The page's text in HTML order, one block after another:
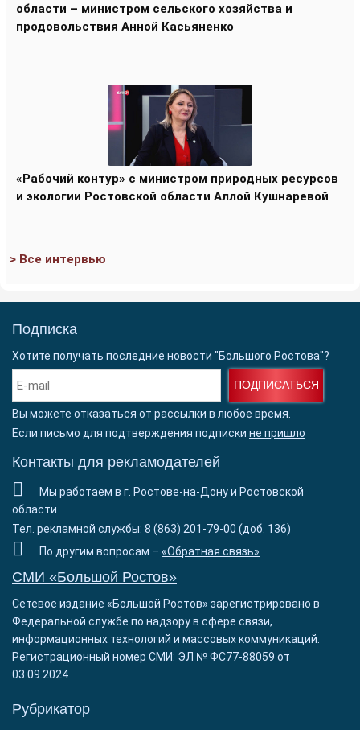
области – министром сельского хозяйства и
продовольствия Анной Касьяненко
«Рабочий контур» с министром природных ресурсов
и экологии Ростовской области Аллой Кушнаревой
> Все интервью
Подписка
Хотите получать последние новости "Большого Ростова"?
ПОДПИСАТЬСЯ
Вы можете отказаться от рассылки в любое время.
Если письмо для подтверждения подписки не пришло
Контакты для рекламодателей
Мы работаем в г. Ростове-на-Дону и Ростовской
области
Тел. рекламной службы: 8 (863) 201-79-00 (доб. 136)
По другим вопросам – «Обратная связь»
СМИ «Большой Ростов»
Сетевое издание «Большой Ростов» зарегистрировано в
Федеральной службе по надзору в сфере связи,
информационных технологий и массовых коммуникаций.
Регистрационный номер СМИ: ЭЛ № ФС77-88059 от
03.09.2024
Рубрикатор